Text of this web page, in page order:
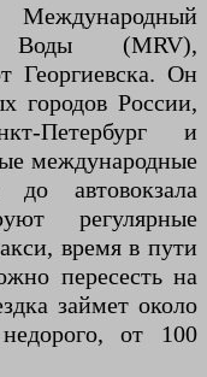
Воды (MRV),
Георгиевска. Он
городов России,
Петербург и
международные
до автовокзала
регулярные
время в пути
пересесть на
займет около
от 100